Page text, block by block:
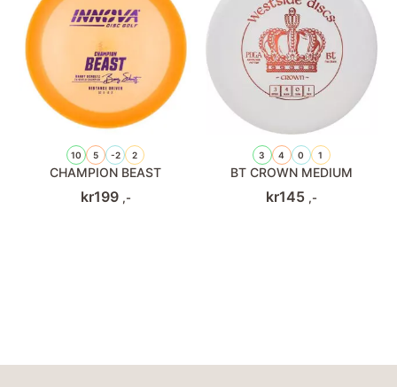
10 5 -2 2
CHAMPION BEAST
kr199 ,-
3 4 0 1
BT CROWN MEDIUM
kr145 ,-